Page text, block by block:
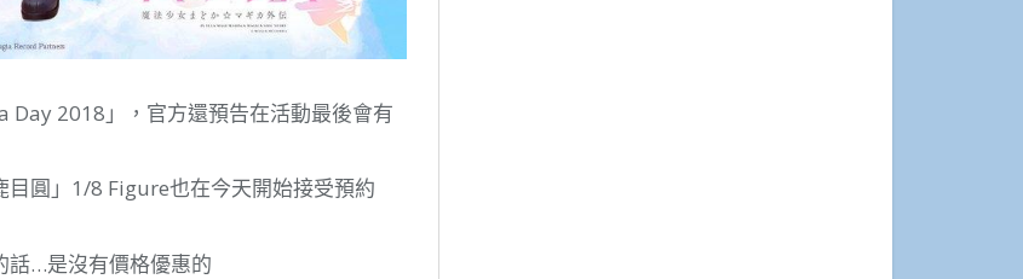
Day 2018」，官方還預告在活動最後會有
目圓」1/8 Figure也在今天開始接受預約
話…是沒有價格優惠的